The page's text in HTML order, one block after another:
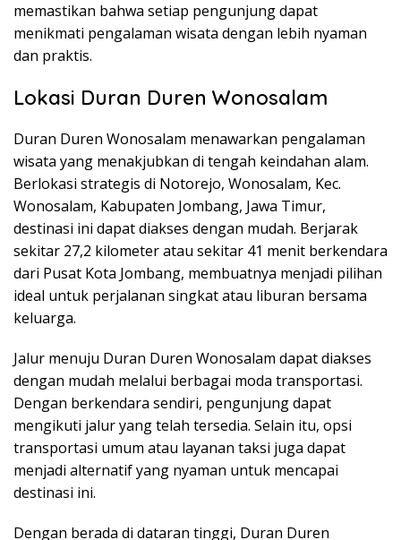
memastikan bahwa setiap pengunjung dapat
menikmati pengalaman wisata dengan lebih nyaman
dan praktis.
Lokasi Duran Duren Wonosalam
Duran Duren Wonosalam menawarkan pengalaman
wisata yang menakjubkan di tengah keindahan alam.
Berlokasi strategis di Notorejo, Wonosalam, Kec.
Wonosalam, Kabupaten Jombang, Jawa Timur,
destinasi ini dapat diakses dengan mudah. Berjarak
sekitar 27,2 kilometer atau sekitar 41 menit berkendara
dari Pusat Kota Jombang, membuatnya menjadi pilihan
ideal untuk perjalanan singkat atau liburan bersama
keluarga.
Jalur menuju Duran Duren Wonosalam dapat diakses
dengan mudah melalui berbagai moda transportasi.
Dengan berkendara sendiri, pengunjung dapat
mengikuti jalur yang telah tersedia. Selain itu, opsi
transportasi umum atau layanan taksi juga dapat
menjadi alternatif yang nyaman untuk mencapai
destinasi ini.
Dengan berada di dataran tinggi, Duran Duren